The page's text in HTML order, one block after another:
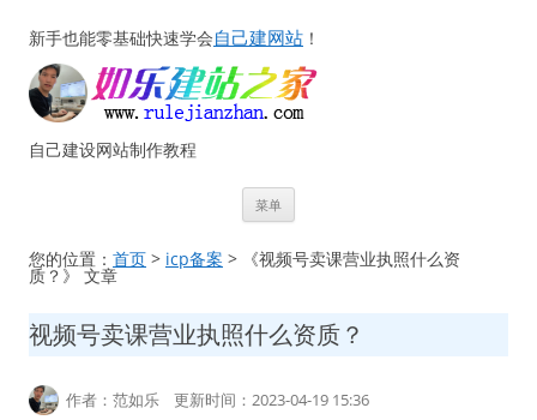
新手也能零基础快速学会自己建网站 ！
自己建设网站制作教程
菜单
文
您的位置： 首页 > icp备案 > 《视频号卖课营业执照什么资
质？》 文章
视频号卖课营业执照什么资质？
作者：范如乐 更新时间：2023-04-19 15:36